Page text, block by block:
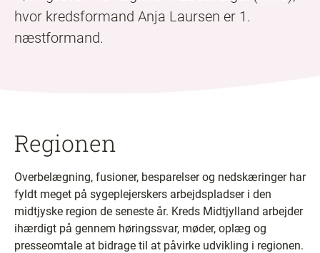
hvor kredsformand Anja Laursen er 1.
næstformand.
Regionen
Overbelægning, fusioner, besparelser og nedskæringer har
fyldt meget på sygeplejerskers arbejdspladser i den
midtjyske region de seneste år. Kreds Midtjylland arbejder
ihærdigt på gennem høringssvar, møder, oplæg og
presseomtale at bidrage til at påvirke udvikling i regionen.